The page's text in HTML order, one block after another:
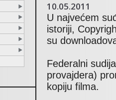
10.05.2011
U najvećem
istoriji,
su
Federalni
provajdera)
kopiju filma.